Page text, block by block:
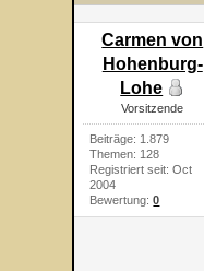
Carmen von
Hohenburg-
Lohe
Vorsitzende
Beiträge: 1.879
Themen: 128
Registriert seit: Oct
2004
Bewertung:0